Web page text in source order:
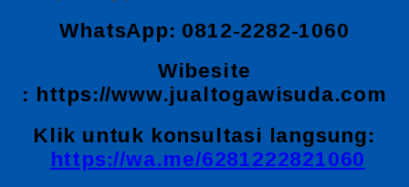
WhatsApp: 0812-2282-1060
Wibesite
: https://www.jualtogawisuda.com
Klik untuk konsultasi langsung:
https://wa.me/6281222821060